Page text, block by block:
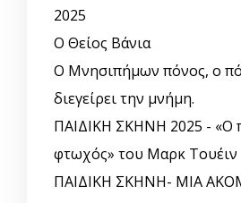
2025
Ο Θείος Βάνια
Ο Μνησιπήμων πόνος, ο
διεγείρει την μνήμη.
ΠΑΙΔΙΚΗ ΣΚΗΝΗ 2025 - «Ο
φτωχός» του Μαρκ Τουέιν
ΠΑΙΔΙΚΗ ΣΚΗΝΗ- ΜΙΑ